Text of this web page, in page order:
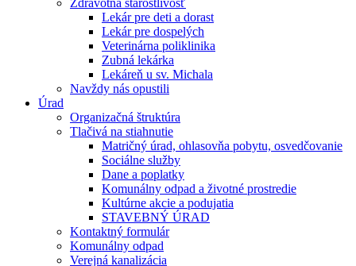
Zdravotná starostlivosť
Lekár pre deti a dorast
Lekár pre dospelých
Veterinárna poliklinika
Zubná lekárka
Lekáreň u sv. Michala
Navždy nás opustili
Úrad
Organizačná štruktúra
Tlačivá na stiahnutie
Matričný úrad, ohlasovňa pobytu, osvedčovanie
Sociálne služby
Dane a poplatky
Komunálny odpad a životné prostredie
Kultúrne akcie a podujatia
STAVEBNÝ ÚRAD
Kontaktný formulár
Komunálny odpad
Verejná kanalizácia